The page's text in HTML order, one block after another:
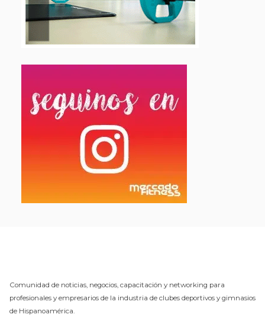
Comunidad de noticias, negocios, capacitación y networking para
profesionales y empresarios de la industria de clubes deportivos y gimnasios
de Hispanoamérica.